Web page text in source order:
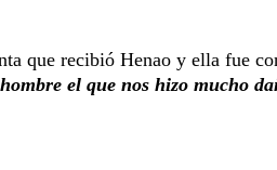
que recibió Henao y ella fue
el que nos hizo mucho